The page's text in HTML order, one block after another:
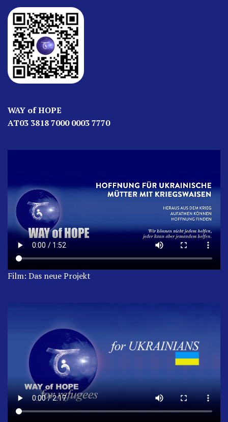
WAY of HOPE
AT03 3818 7000 0003 7770
Film: Das neue Projekt